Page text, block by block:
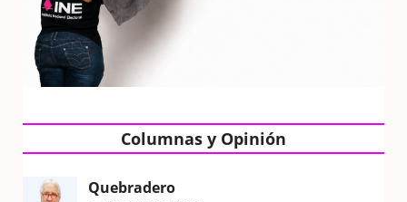
Columnas y Opinión
Quebradero